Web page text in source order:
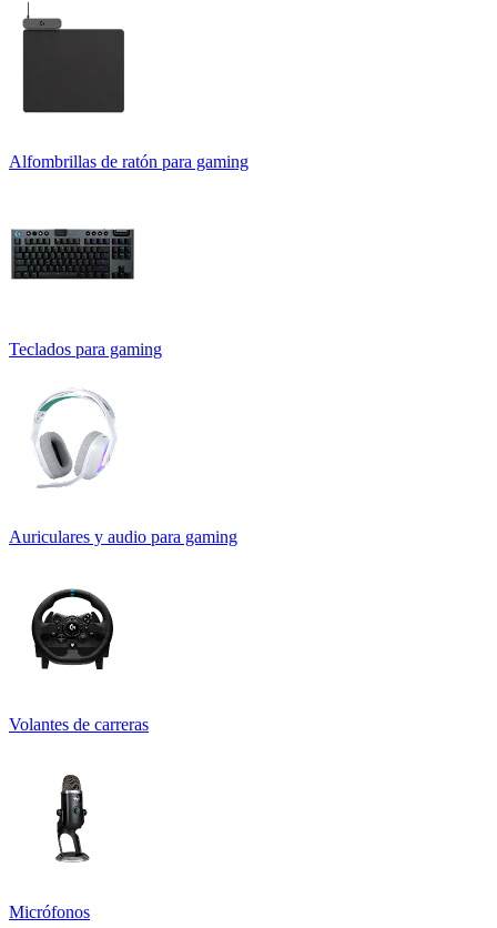
Alfombrillas de ratón para gaming
Teclados para gaming
Auriculares y audio para gaming
Volantes de carreras
Micrófonos